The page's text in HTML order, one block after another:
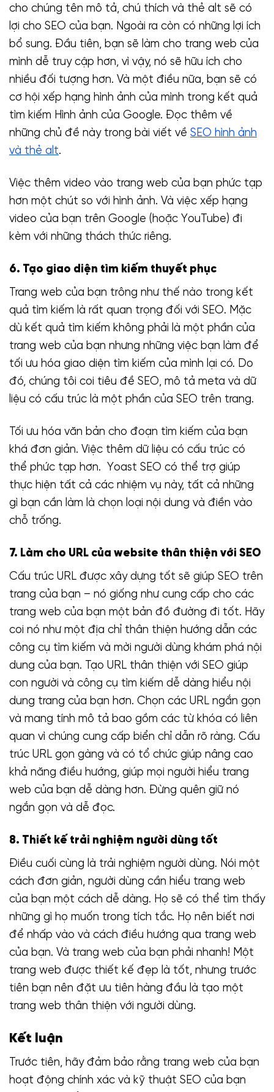
cho chúng tên mô tả, chú thích và thẻ alt sẽ có
lợi cho SEO của bạn. Ngoài ra còn có những lợi ích
bổ sung. Đầu tiên, bạn sẽ làm cho trang web của
mình dễ truy cập hơn, vì vậy, nó sẽ hữu ích cho
nhiều đối tượng hơn. Và một điều nữa, bạn sẽ có
cơ hội xếp hạng hình ảnh của mình trong kết quả
tìm kiếm Hình ảnh của Google. Đọc thêm về
những chủ đề này trong bài viết về SEO hình ảnh
và thẻ alt.
Việc thêm video vào trang web của bạn phức tạp
hơn một chút so với hình ảnh. Và việc xếp hạng
video của bạn trên Google (hoặc YouTube) đi
kèm với những thách thức riêng.
6. Tạo giao diện tìm kiếm thuyết phục
Trang web của bạn trông như thế nào trong kết
quả tìm kiếm là rất quan trọng đối với SEO. Mặc
dù kết quả tìm kiếm không phải là một phần của
trang web của bạn nhưng những việc bạn làm để
tối ưu hóa giao diện tìm kiếm của mình lại có. Do
đó, chúng tôi coi tiêu đề SEO, mô tả meta và dữ
liệu có cấu trúc là một phần của SEO trên trang.
Tối ưu hóa văn bản cho đoạn tìm kiếm của bạn
khá đơn giản. Việc thêm dữ liệu có cấu trúc có
thể phức tạp hơn. Yoast SEO có thể trợ giúp
thực hiện tất cả các nhiệm vụ này, tất cả những
gì bạn cần làm là chọn loại nội dung và điền vào
chỗ trống.
7. Làm cho URL của website thân thiện với SEO
Cấu trúc URL được xây dựng tốt sẽ giúp SEO trên
trang của bạn – nó giống như cung cấp cho các
trang web của bạn một bản đồ đường đi tốt. Hãy
coi nó như một địa chỉ thân thiện hướng dẫn các
công cụ tìm kiếm và mời người dùng khám phá nội
dung của bạn. Tạo URL thân thiện với SEO giúp
con người và công cụ tìm kiếm dễ dàng hiểu nội
dung trang của bạn hơn. Chọn các URL ngắn gọn
và mang tính mô tả bao gồm các từ khóa có liên
quan vì chúng cung cấp biển chỉ dẫn rõ ràng. Cấu
trúc URL gọn gàng và có tổ chức giúp nâng cao
khả năng điều hướng, giúp mọi người hiểu trang
web của bạn dễ dàng hơn. Đừng quên giữ nó
ngắn gọn và dễ đọc.
8. Thiết kế trải nghiệm người dùng tốt
Điều cuối cùng là trải nghiệm người dùng. Nói một
cách đơn giản, người dùng cần hiểu trang web
của bạn một cách dễ dàng. Họ sẽ có thể tìm thấy
những gì họ muốn trong tích tắc. Họ nên biết nơi
để nhấp vào và cách điều hướng qua trang web
của bạn. Và trang web của bạn phải nhanh! Một
trang web được thiết kế đẹp là tốt, nhưng trước
tiên bạn nên đặt ưu tiên hàng đầu là tạo một
trang web thân thiện với người dùng.
Kết luận
Trước tiên, hãy đảm bảo rằng trang web của bạn
hoạt động chính xác và kỹ thuật SEO của bạn